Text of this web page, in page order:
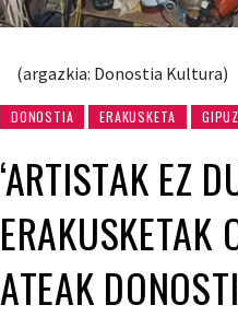
(argazkia: Donostia Kultura)
DONOSTIA ERAKUSKETA
‘ARTISTAK EZ
ERAKUSKETAK
ATEAK